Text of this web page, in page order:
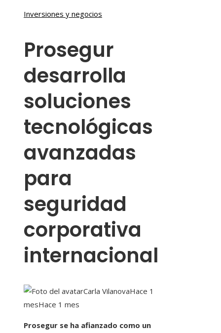
Inversiones y negocios
Prosegur
desarrolla
soluciones
tecnológicas
avanzadas
para
seguridad
corporativa
internacional
Carla VilanovaHace 1
mesHace 1 mes
Prosegur se ha afianzado como un